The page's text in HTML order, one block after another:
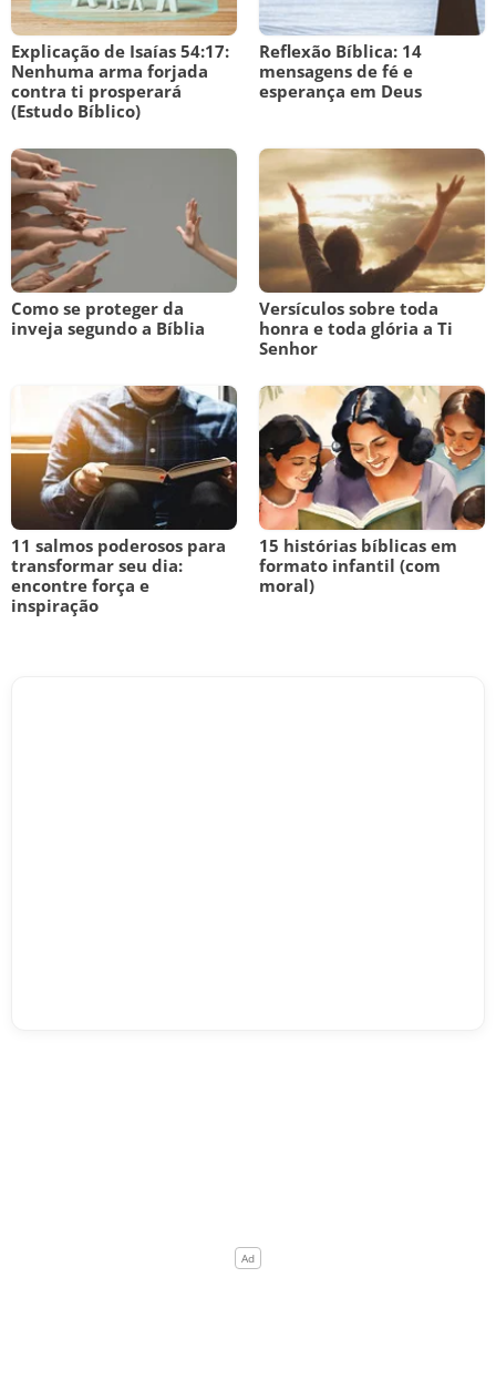
Explicação de Isaías 54:17:
Nenhuma arma forjada
contra ti prosperará
(Estudo Bíblico)
Reflexão Bíblica: 14
mensagens de fé e
esperança em Deus
Como se proteger da
inveja segundo a Bíblia
Versículos sobre toda
honra e toda glória a Ti
Senhor
11 salmos poderosos para
transformar seu dia:
encontre força e
inspiração
15 histórias bíblicas em
formato infantil (com
moral)